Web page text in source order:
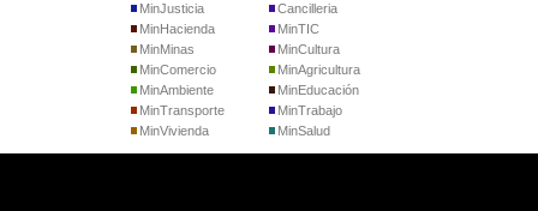
MinJusticia
Cancilleria
MinHacienda
MinMinas
MinComercio
MinTIC
MinCultura
MinAgricultura
MinAmbiente
MinTransporte
MinVivienda
MinEducación
MinTrabajo
MinSalud